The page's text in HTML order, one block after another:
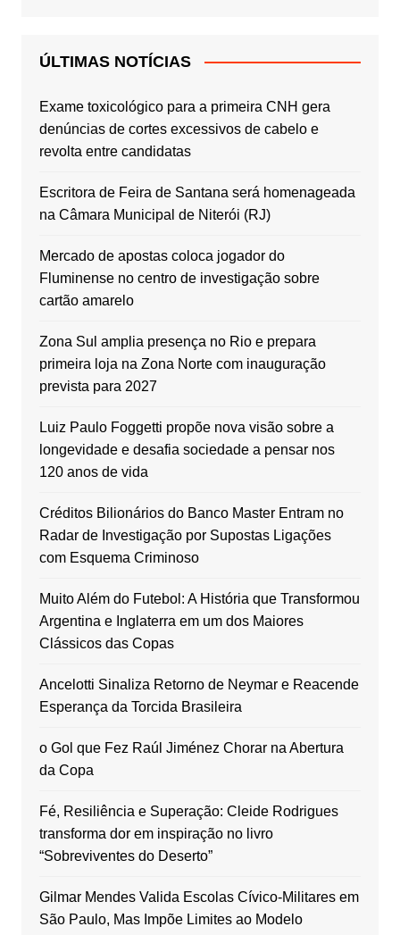
ÚLTIMAS NOTÍCIAS
Exame toxicológico para a primeira CNH gera
denúncias de cortes excessivos de cabelo e
revolta entre candidatas
Escritora de Feira de Santana será homenageada
na Câmara Municipal de Niterói (RJ)
Mercado de apostas coloca jogador do
Fluminense no centro de investigação sobre
cartão amarelo
Zona Sul amplia presença no Rio e prepara
primeira loja na Zona Norte com inauguração
prevista para 2027
Luiz Paulo Foggetti propõe nova visão sobre a
longevidade e desafia sociedade a pensar nos
120 anos de vida
Créditos Bilionários do Banco Master Entram no
Radar de Investigação por Supostas Ligações
com Esquema Criminoso
Muito Além do Futebol: A História que Transformou
Argentina e Inglaterra em um dos Maiores
Clássicos das Copas
Ancelotti Sinaliza Retorno de Neymar e Reacende
Esperança da Torcida Brasileira
o Gol que Fez Raúl Jiménez Chorar na Abertura
da Copa
Fé, Resiliência e Superação: Cleide Rodrigues
transforma dor em inspiração no livro
“Sobreviventes do Deserto”
Gilmar Mendes Valida Escolas Cívico-Militares em
São Paulo, Mas Impõe Limites ao Modelo